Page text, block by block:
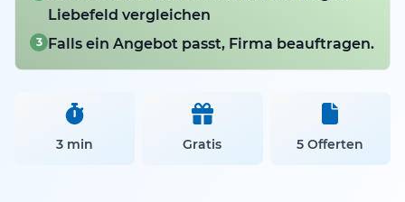
Liebefeld vergleichen
3 Falls ein Angebot passt, Firma beauftragen.
3 min Gratis 5 Offerten